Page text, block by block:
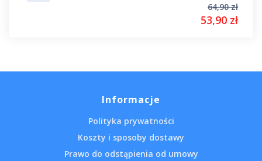
64,90 zł
53,90 zł
Informacje
Polityka prywatności
Koszty i sposoby dostawy
Prawo do odstąpienia od umowy